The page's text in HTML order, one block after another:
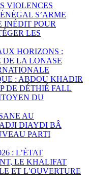
VIOLENCES
S’ARME
INÉDIT POUR
LES
HORIZONS :
DE LA LONASE
: ABDOU KHADIR
DE DÉTHIÉ FALL
DU
AU
DIAYDI BÂ
PARTI
: L’ÉTAT
LE KHALIFAT
ET L’OUVERTURE